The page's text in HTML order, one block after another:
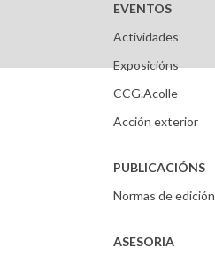
EVENTOS
Actividades
Exposicións
CCG.Acolle
Acción exterior
PUBLICACIÓNS
Normas de edición
ASESORIA